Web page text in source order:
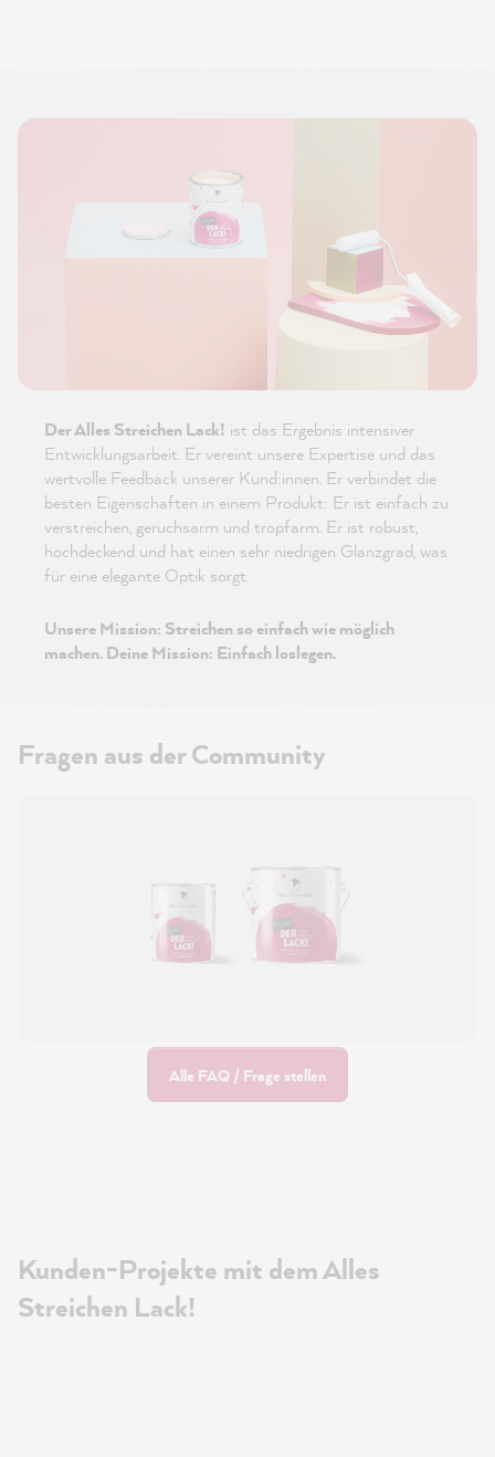
Der Alles Streichen Lack! ist das Ergebnis intensiver
Entwicklungsarbeit. Er vereint unsere Expertise und das
wertvolle Feedback unserer Kund:innen. Er verbindet die
besten Eigenschaften in einem Produkt: Er ist einfach zu
verstreichen, geruchsarm und tropfarm. Er ist robust,
hochdeckend und hat einen sehr niedrigen Glanzgrad, was
für eine elegante Optik sorgt.
Unsere Mission: Streichen so einfach wie möglich
machen. Deine Mission: Einfach loslegen.
Fragen aus der Community
Alle FAQ / Frage stellen
Kunden-Projekte mit dem Alles
Streichen Lack!